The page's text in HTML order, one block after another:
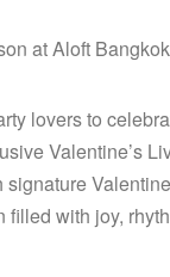
lovers to
Valentine’s
with joy,